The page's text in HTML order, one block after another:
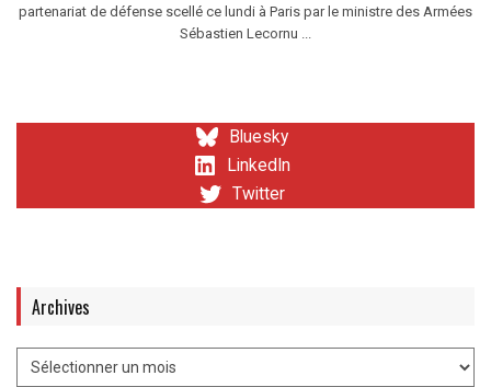
partenariat de défense scellé ce lundi à Paris par le ministre des Armées
Sébastien Lecornu ...
Bluesky
LinkedIn
Twitter
Archives